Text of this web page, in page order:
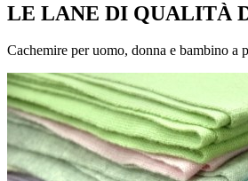
LE LANE DI QUALITÀ
Cachemire per uomo, donna e bambino a